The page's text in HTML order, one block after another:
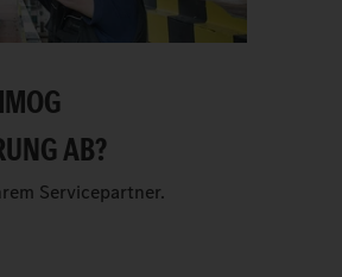
AB?
Servicepartner.